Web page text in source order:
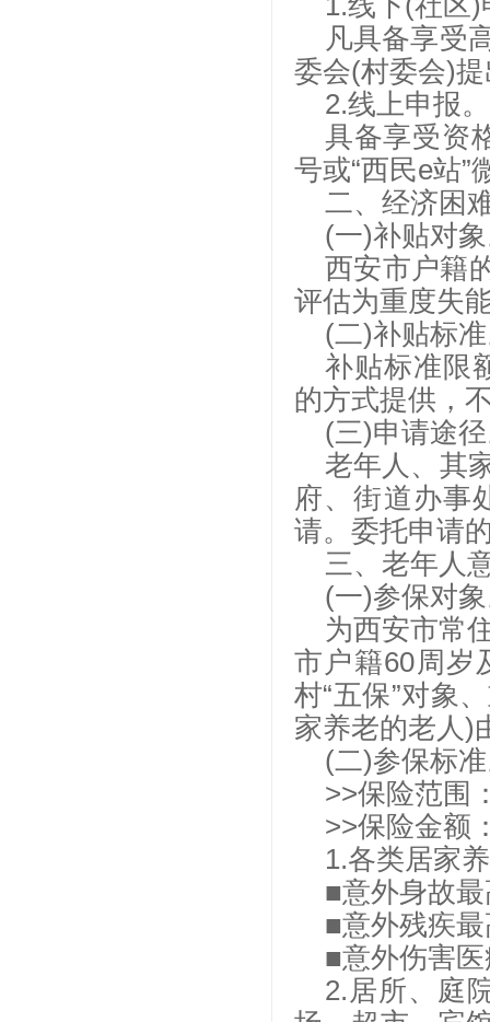
凡具备享受
委会(村委会)
2.线上申报。
具备享受资
号或“西民e站”
二、经济困
(一)补贴对
西安市户籍
评估为重度失
(二)补贴标
补贴标准限
的方式提供，
(三)申请途
老年人、其
府、街道办事
请。委托申请
三、老年人
(一)参保对
为西安市常
市户籍60周岁
村“五保”对象
家养老的老人)
(二)参保标
>>保险范围
>>保险金额
1.各类居家
■意外身故
■意外残疾
■意外伤害
2.居所、庭